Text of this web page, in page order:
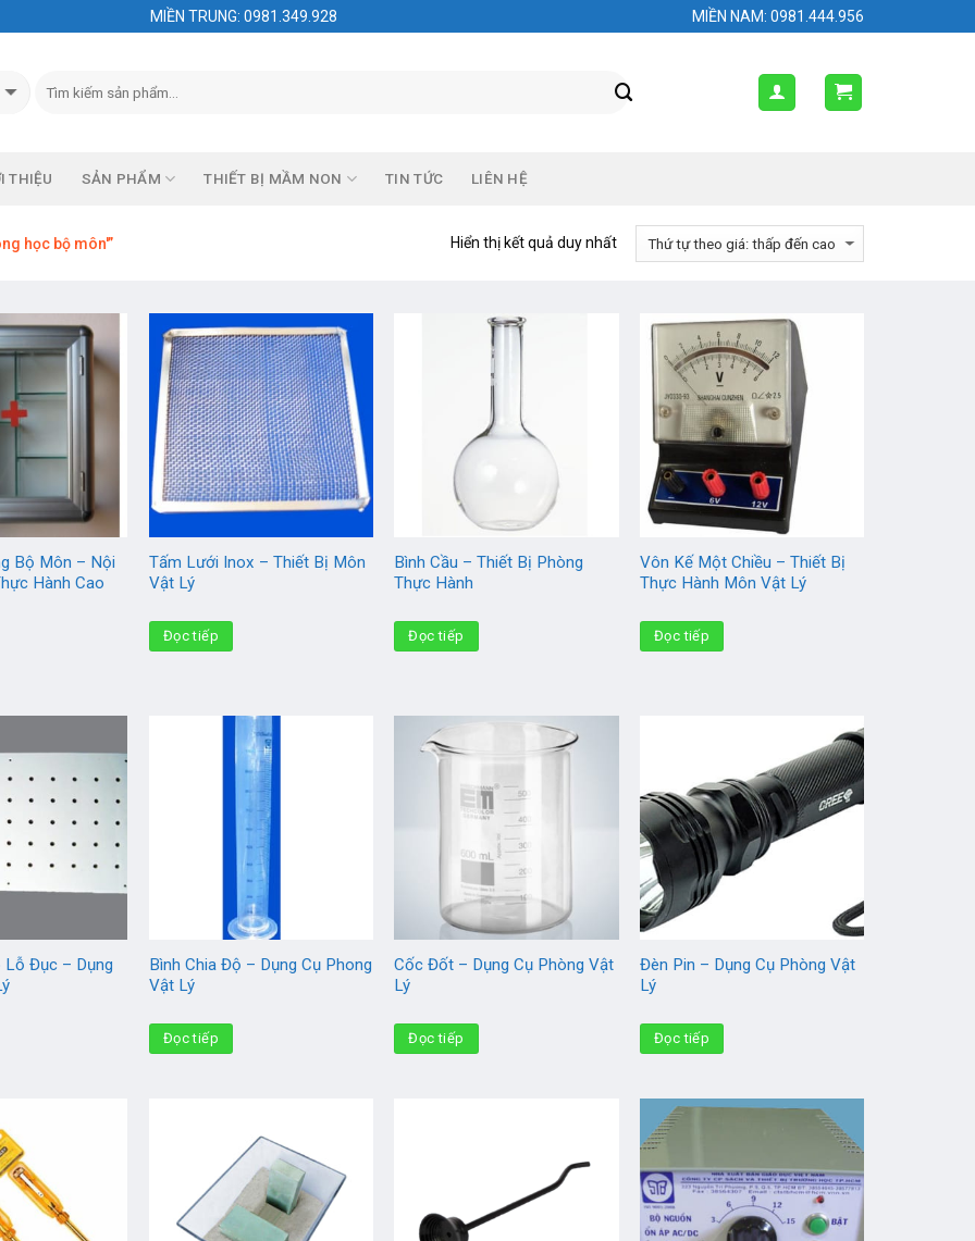
MIỀN TRUNG: 0981.349.928 MIỀN NAM: 0981.444.956
THIỆU SẢN PHẨM THIẾT BỊ MẦM NON TIN TỨC LIÊN HỆ
học bộ môn'” Hiển thị kết quả duy nhất
Bộ Môn – Nội
Hành Cao
Tấm Lưới Inox – Thiết Bị Môn
Vật Lý
Đọc tiếp
Bình Cầu – Thiết Bị Phòng
Thực Hành
Đọc tiếp
Vôn Kế Một Chiều – Thiết Bị
Thực Hành Môn Vật Lý
Đọc tiếp
Lỗ Đục – Dụng
Bình Chia Độ – Dụng Cụ Phong
Vật Lý
Đọc tiếp
Cốc Đốt – Dụng Cụ Phòng Vật
Lý
Đọc tiếp
Đèn Pin – Dụng Cụ Phòng Vật
Lý
Đọc tiếp